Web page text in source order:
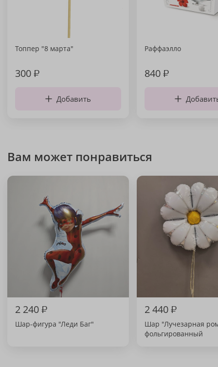
Топпер "8 марта"
300₽
Добавить
Раффаэлло
840₽
Вам может понравиться
2 240₽
Шар-фигура "Леди Баг"
2 440₽
Шар "Лучезарная
фольгированный